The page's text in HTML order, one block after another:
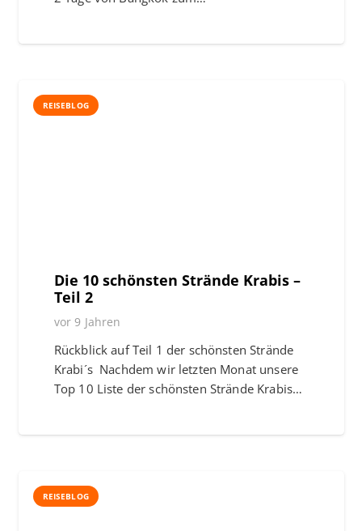
REISEBLOG
Die 10 schönsten Strände Krabis –
Teil 2
vor 9 Jahren
Rückblick auf Teil 1 der schönsten Strände
Krabi´s Nachdem wir letzten Monat unsere
Top 10 Liste der schönsten Strände Krabis…
REISEBLOG